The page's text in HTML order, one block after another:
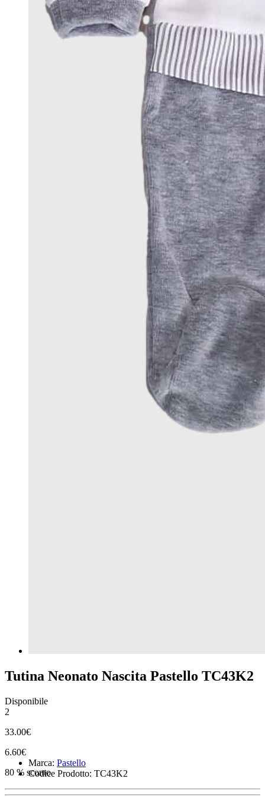
Tutina Neonato Nascita Pastello TC43K2
Disponibile
2
33.00€
6.60€
80 % sconto
Marca: Pastello
Codice Prodotto: TC43K2